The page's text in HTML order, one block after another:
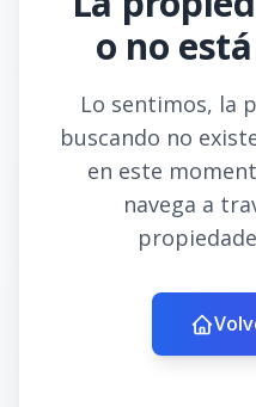
o no
Lo sentimos, la
buscando no
en este
navega a